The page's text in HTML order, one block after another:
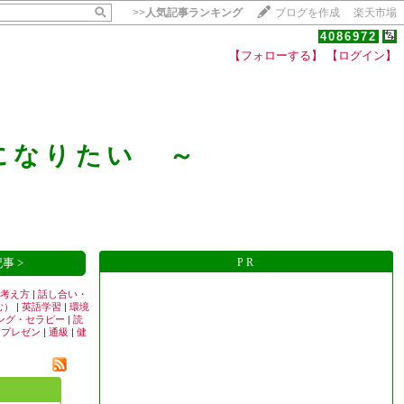
>>人気記事ランキング ブログを作成 楽天市場
4086972
【フォローする】 【ログイン】
なりたい ～
>
考え方 | 話し合い・
| 英語学習 | 環境
グ・セラピー | 読
プレゼン | 通級 | 健
PR